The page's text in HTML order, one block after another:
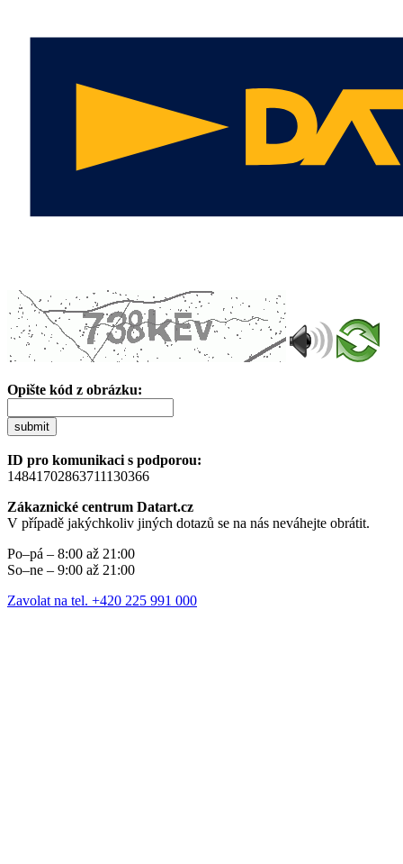
Opište kód z obrázku:
submit
ID pro komunikaci s podporou:
14841702863711130366
Zákaznické centrum Datart.cz
V případě jakýchkoliv jiných dotazů se na nás neváhejte obrátit.
Po–pá – 8:00 až 21:00
So–ne – 9:00 až 21:00
Zavolat na tel. +420 225 991 000